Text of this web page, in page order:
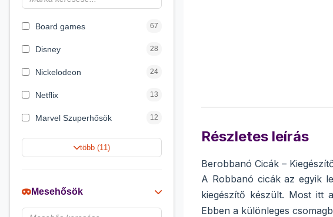
Board games 67
Disney 28
Nickelodeon 24
Netflix 13
Marvel Szuperhősök 12
Rubik bűvös kocka 10
Noris
Disney hercegnők 6
több (11)
Mesehősök
Részletes leírás
Berobbanó Cicák –
A Robbanó cicák az egyik
kiegészítő készült. Most itt
Ebben a különleges